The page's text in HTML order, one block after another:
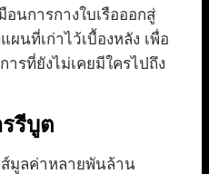
อนการกางใบเรือออกสู่
นที่เก่าไว้เบื้องหลัง เพื่อ
รที่ยังไม่เคยมีใครไปถึง
รีบูต
มูลค่าหลายพันล้าน